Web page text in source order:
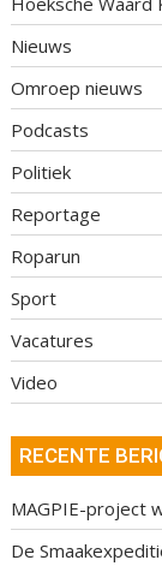
Nieuws
Omroep nieuws
Podcasts
Politiek
Reportage
Roparun
Sport
Vacatures
Video
RECENTE
MAGPIE-project
De